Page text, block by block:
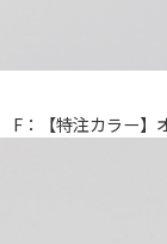
F：【特注カラー】